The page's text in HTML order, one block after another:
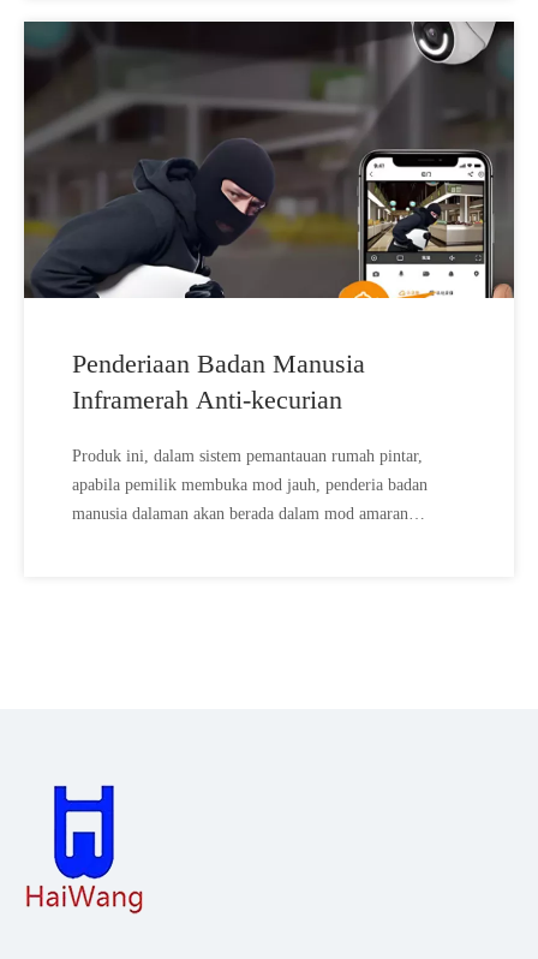
manusia, menangkap maklumat pengecaman muka untuk
pengesahan
Penderiaan Badan Manusia
Inframerah Anti-kecurian
Produk ini, dalam sistem pemantauan rumah pintar,
apabila pemilik membuka mod jauh, penderia badan
manusia dalaman akan berada dalam mod amaran